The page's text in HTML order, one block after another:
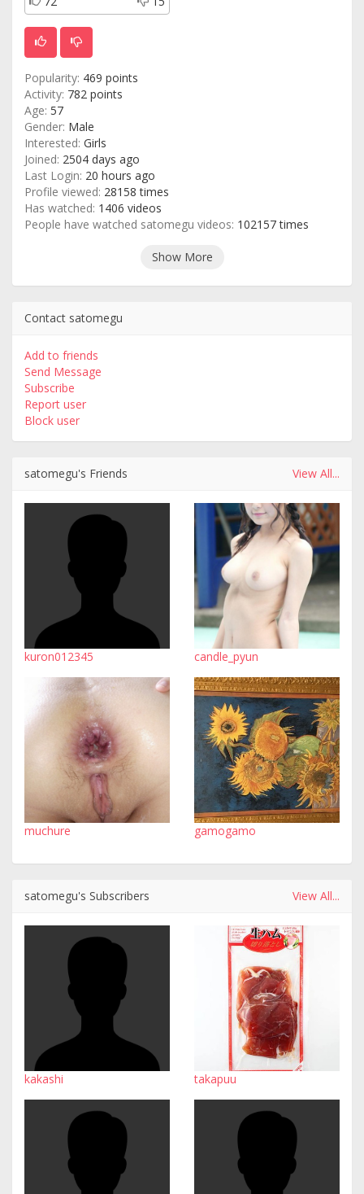
Popularity: 469 points
Activity: 782 points
Age: 57
Gender: Male
Interested: Girls
Joined: 2504 days ago
Last Login: 20 hours ago
Profile viewed: 28158 times
Has watched: 1406 videos
People have watched satomegu videos: 102157 times
Show More
Contact satomegu
Add to friends
Send Message
Subscribe
Report user
Block user
satomegu's Friends View All...
kuron012345 candle_pyun
muchure gamogamo
satomegu's Subscribers View All...
kakashi takapuu